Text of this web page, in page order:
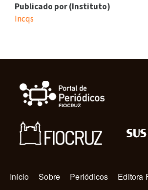
Publicado por (Instituto)
Incqs
Navegação principal
Início Sobre Periódicos Editora